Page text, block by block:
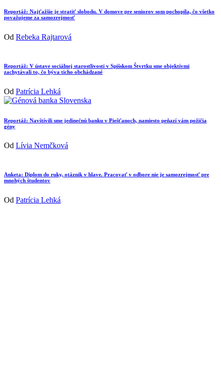
Reportáž: Najťažšie je stratiť slobodu. V domove pre seniorov som pochopila, čo všetko
považujeme za samozrejmosť
Od Rebeka Rajtarová
Reportáž: V ústave sociálnej starostlivosti v Spišskom Štvrtku sme objektívmi
zachytávali to, čo býva ticho obchádzané
Od Patrícia Lehká
Reportáž: Navštívili sme jedinečnú banku v Piešťanoch, namiesto peňazí vám požičia
gény
Od Lívia Nemčková
Anketa: Diplom do ruky, otáznik v hlave. Pracovať v odbore nie je samozrejmosť pre
mnohých študentov
Od Patrícia Lehká